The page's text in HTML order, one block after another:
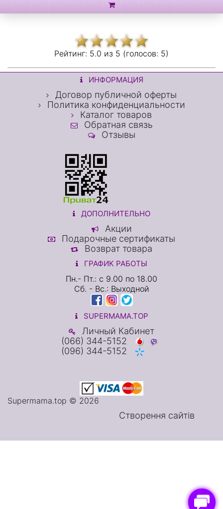
Рейтинг: 5.0 из 5 (голосов: 5)
ИНФОРМАЦИЯ
Договор публичной оферты
Политика конфиденциальности
Каталог товаров
Обратная связь
Отзывы
ДОПОЛНИТЕЛЬНО
Акции
Подарочные сертификаты
Возврат товара
ГРАФИК РАБОТЫ
Пн.- Пт.: с 9.00 по 18.00
Сб. - Вс.: Выходной
SUPERMAMA.TOP
Личный Кабинет
(066) 344-5152
(096) 344-5152
Supermama.top © 2026
Створення сайтів